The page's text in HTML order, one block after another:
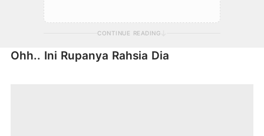
CONTINUE READING
Ohh.. Ini Rupanya Rahsia Dia